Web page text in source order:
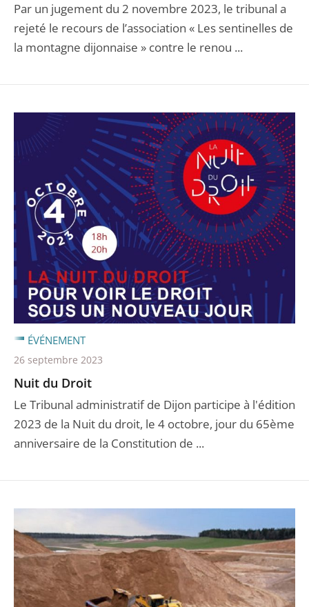
Par un jugement du 2 novembre 2023, le tribunal a
rejeté le recours de l’association « Les sentinelles de
la montagne dijonnaise » contre le renou ...
Nuit du Droit
Le Tribunal administratif de Dijon participe à l'édition
2023 de la Nuit du droit, le 4 octobre, jour du 65ème
anniversaire de la Constitution de ...
ÉVÉNEMENT
26 septembre 2023